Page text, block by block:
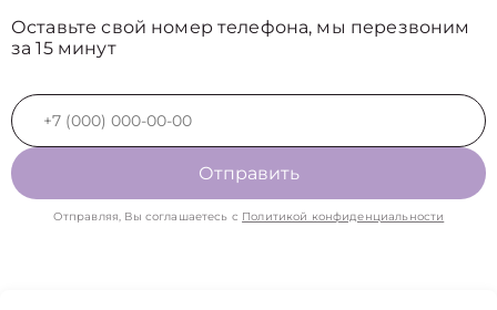
Оставьте свой номер телефона, мы перезвоним
за 15 минут
Отправить
Отправляя, Вы соглашаетесь с Политикой конфиденциальности